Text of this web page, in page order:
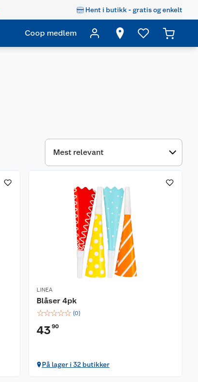
Hent i butikk - gratis og enkelt
Coop medlem
LINEA
Blåser 4pk
☆☆☆☆☆ (0)
43 90
På lager i 32 butikker